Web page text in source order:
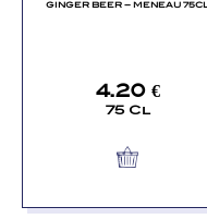
GINGER BEER – MENEAU 75CL
4.20 €
75 Cl